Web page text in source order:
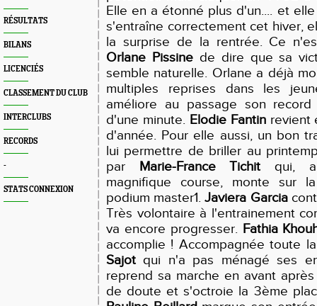
RÉSULTATS
BILANS
LICENCIÉS
CLASSEMENT DU CLUB
INTERCLUBS
RECORDS
-
STATS CONNEXION
Elle en a étonné plus d'un.... et
s'entraîne correctement cet hiver,
la surprise de la rentrée. Ce
Orlane Pissinede dire que sa
semble naturelle. Orlane a déjà
multiples reprises dans les
améliore au passage son
d'une minute. Elodie Fantinrevient
d'année. Pour elle aussi, un bon
lui permettre de briller au
par Marie-France Tichit qui,
magnifique course, monte sur
podium master1.Javiera Garcia
Très volontaire à l'entrainement
va encore progresser. Fathia
accomplie ! Accompagnée toute
Sajot qui n'a pas ménagé ses
reprend sa marche en avant
de doute et s'octroie la 3ème